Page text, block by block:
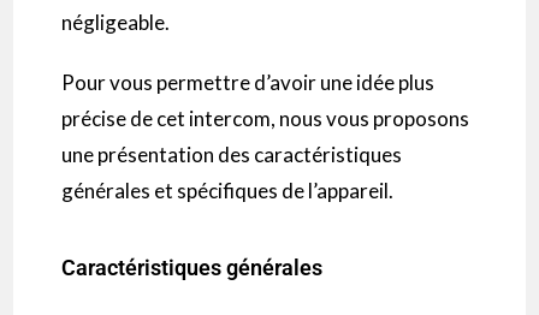
négligeable.
Pour vous permettre d’avoir une idée plus
précise de cet intercom, nous vous proposons
une présentation des caractéristiques
générales et spécifiques de l’appareil.
Caractéristiques générales